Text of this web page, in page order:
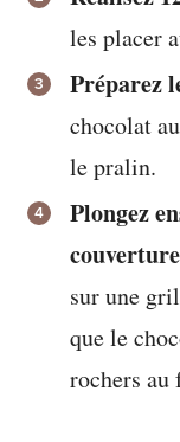
les placer
Préparez
chocolat
le pralin.
Plongez
sur une
que le
rochers au